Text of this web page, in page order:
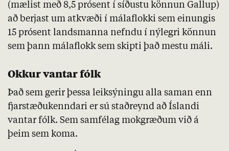
(mælist með 8,5 prósent í síðustu könnun Gallup)
að berjast um atkvæði í málaflokki sem einungis
15 prósent landsmanna nefndu í nýlegri könnun
sem þann málaflokk sem skipti það mestu máli.
Okkur vantar fólk
Það sem gerir þessa leiksýningu alla saman enn
fjarstæðukenndari er sú staðreynd að Íslandi
vantar fólk. Sem samfélag mokgræðum við á
þeim sem koma.